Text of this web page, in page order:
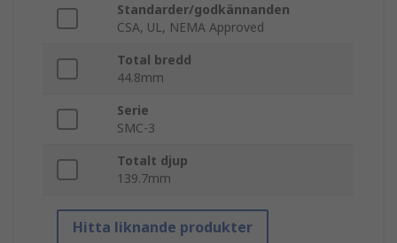
Standarder/godkännanden
CSA, UL, NEMA Approved
Total bredd
44.8mm
Serie
SMC-3
Totalt djup
139.7mm
Hitta liknande produkter